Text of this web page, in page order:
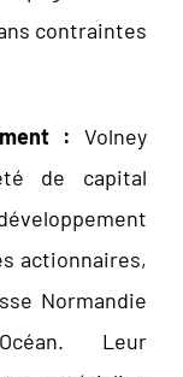
contraintes
: Volney
de capital
actionnaires,
Normandie
Leur